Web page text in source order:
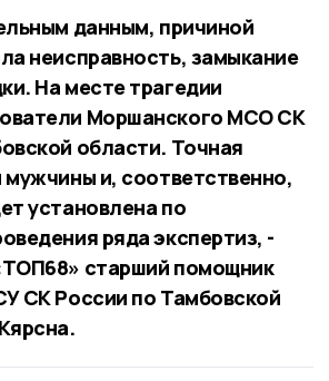
данным, причиной
неисправность, замыкание
На месте трагедии
Моршанского МСО СК
области. Точная
мужчины и, соответственно,
установлена по
ряда экспертиз, -
старший помощник
СК России по Тамбовской